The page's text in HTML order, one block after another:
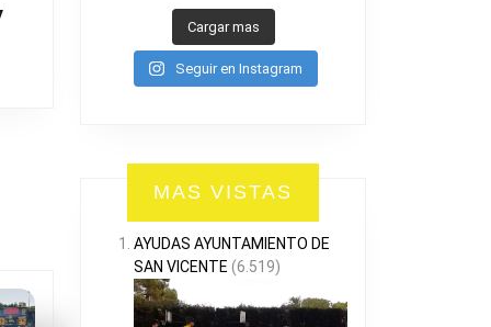
Cargar mas
Seguir en Instagram
MAS VISTAS
AYUDAS AYUNTAMIENTO DE
SAN VICENTE (6.519)